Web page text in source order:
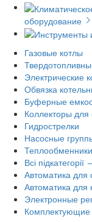
оборудование
Газовые котлы
Электрические
Обвязка
Буферные
Коллекторы для
Гидрострелки
Насосные
Теплообменники
Всі підкатегорії
Автоматика для
Автоматика для
Электронные
Комплектующие